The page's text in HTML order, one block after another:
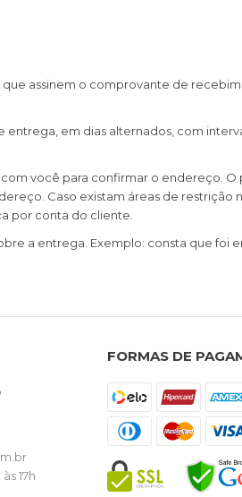
assinem o comprovante de
entrega, em dias alternados, com
você para confirmar o endereço. O
Caso existam áreas de restrição
por conta do cliente.
a entrega. Exemplo: consta que foi
17h
FORMAS DE